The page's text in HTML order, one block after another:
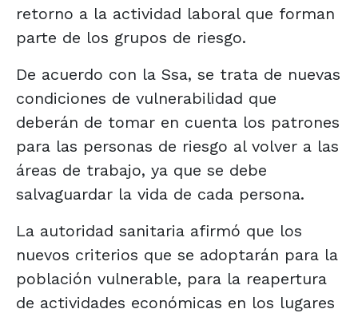
retorno a la actividad laboral que forman
parte de los grupos de riesgo.
De acuerdo con la Ssa, se trata de nuevas
condiciones de vulnerabilidad que
deberán de tomar en cuenta los patrones
para las personas de riesgo al volver a las
áreas de trabajo, ya que se debe
salvaguardar la vida de cada persona.
La autoridad sanitaria afirmó que los
nuevos criterios que se adoptarán para la
población vulnerable, para la reapertura
de actividades económicas en los lugares